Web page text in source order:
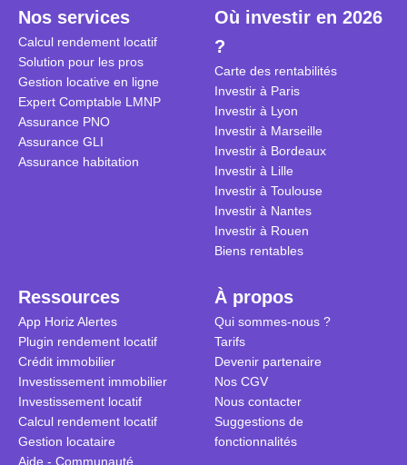
secondes
sécuriser
Nos services
Calcul rendement locatif
Solution pour les pros
Gestion locative en ligne
Expert Comptable LMNP
Assurance PNO
Assurance GLI
Assurance habitation
Où investir en 2026
?
Carte des rentabilités
Investir à Paris
Investir à Lyon
Investir à Marseille
Investir à Bordeaux
Investir à Lille
Investir à Toulouse
Investir à Nantes
Investir à Rouen
Biens rentables
Ressources
App Horiz Alertes
Plugin rendement locatif
Crédit immobilier
Investissement immobilier
Investissement locatif
Calcul rendement locatif
Gestion locataire
Aide - Communauté
À propos
Qui sommes-nous ?
Tarifs
Devenir partenaire
Nos CGV
Nous contacter
Suggestions de
fonctionnalités